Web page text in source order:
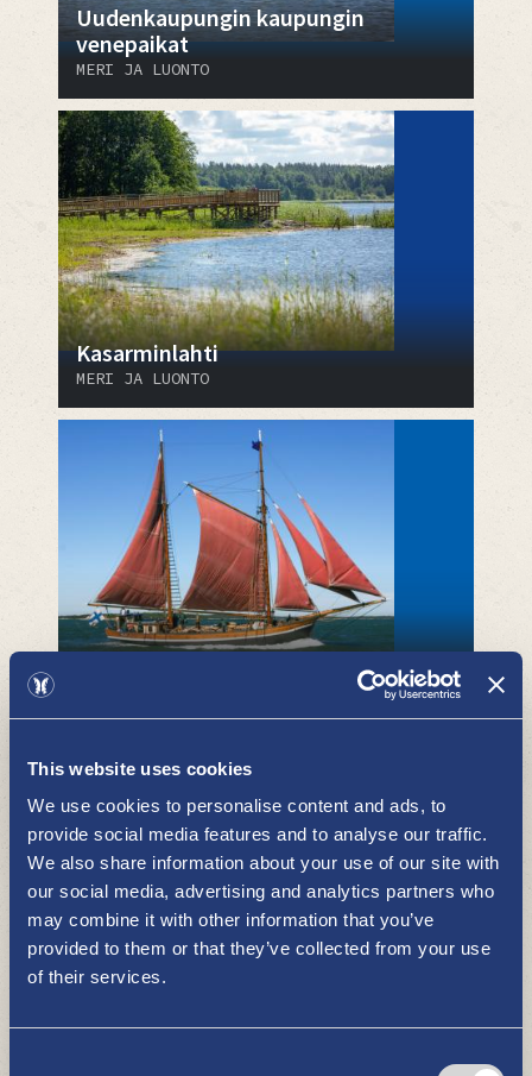
This website uses cookies
We use cookies to personalise content and ads, to
provide social media features and to analyse our traffic.
We also share information about your use of our site with
our social media, advertising and analytics partners who
may combine it with other information that you’ve
provided to them or that they’ve collected from your use
of their services.
Uudenkaupungin kaupungin
venepaikat
MERI JA LUONTO
Kasarminlahti
MERI JA LUONTO
Kaljaasi Olga
Kalastuspalvelut Jani Ollikainen -
kalastusopas